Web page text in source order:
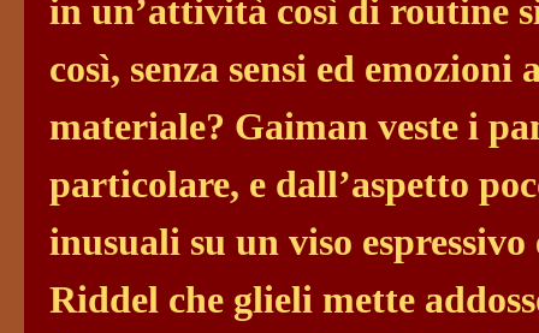
in un’attività così di routine
così, senza sensi ed
materiale? Gaiman veste i
particolare, e dall’aspetto
inusuali su un viso
Riddel che glieli mette